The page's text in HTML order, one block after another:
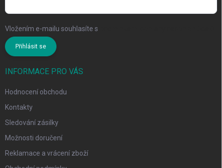
Vložením e-mailu souhlasíte s
Přihlásit se
INFORMACE PRO VÁS
Hodnocení obchodu
Kontakty
Sledování zásilky
Možnosti doručení
Reklamace a vrácení zboží